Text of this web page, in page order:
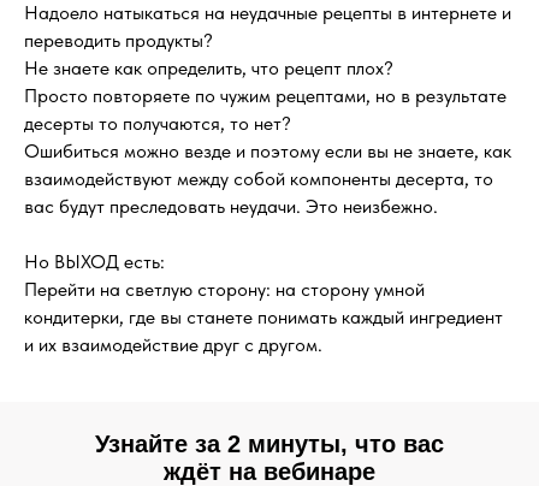
Надоело натыкаться на неудачные рецепты в интернете и
переводить продукты?
Не знаете как определить, что рецепт плох?
Просто повторяете по чужим рецептами, но в результате
десерты то получаются, то нет?
Ошибиться можно везде и поэтому если вы не знаете, как
взаимодействуют между собой компоненты десерта, то
вас будут преследовать неудачи. Это неизбежно.
Но ВЫХОД есть:
Перейти на светлую сторону: на сторону умной
кондитерки, где вы станете понимать каждый ингредиент
и их взаимодействие друг с другом.
Узнайте за 2 минуты, что вас
ждёт на вебинаре